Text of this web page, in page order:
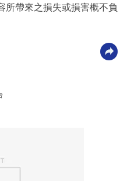
所帶來之損失或損害概不負